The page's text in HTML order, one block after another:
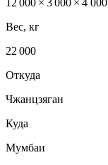
12 000 × 3 000 × 4 000
Вес, кг
22 000
Откуда
Чжанцзяган
Куда
Мумбаи